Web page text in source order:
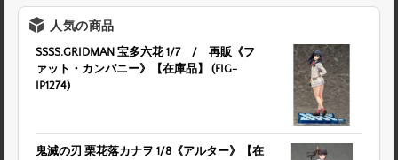
人気の商品
SSSS.GRIDMAN 宝多六花 1/7 / 再販《フ
ァット・カンパニー》【在庫品】 (FIG-
IP1274)
鬼滅の刃 栗花落カナヲ 1/8《アルター》【在